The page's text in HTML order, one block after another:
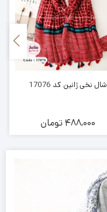
شال نخی ژانین کد 17076
488,000 تومان